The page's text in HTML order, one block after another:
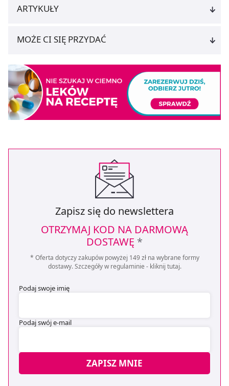
dla funkcjonowania Strony. Będzie się to jednak wiązało
ARTYKUŁY
MOŻE CI SIĘ PRZYDAĆ
Zapisz się do newslettera
OTRZYMAJ KOD NA DARMOWĄ
DOSTAWĘ *
* Oferta dotyczy zakupów powyżej 149 zł na wybrane formy
dostawy. Szczegóły w regulaminie - kliknij tutaj.
Podaj swoje imię
Podaj swój e-mail
ZAPISZ MNIE